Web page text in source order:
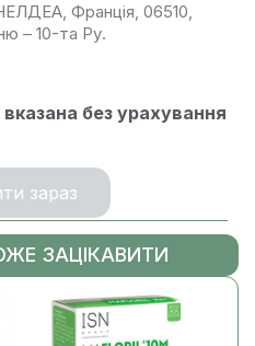
Франція, 06510,
– 10-та Ру.
вказана без урахування
зараз
ЗАЦІКАВИТИ